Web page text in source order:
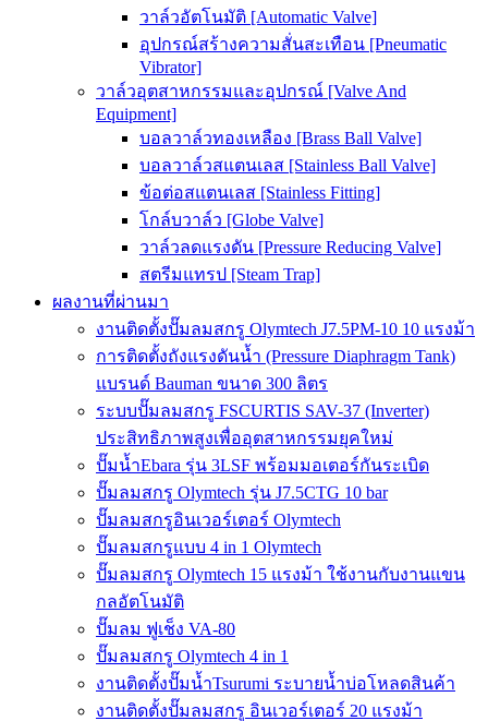
วาล์วอัตโนมัติ [Automatic Valve]
อุปกรณ์สร้างความสั่นสะเทือน [Pneumatic
Vibrator]
วาล์วอุตสาหกรรมและอุปกรณ์ [Valve And
Equipment]
บอลวาล์วทองเหลือง [Brass Ball Valve]
บอลวาล์วสแตนเลส [Stainless Ball Valve]
ข้อต่อสแตนเลส [Stainless Fitting]
โกล์บวาล์ว [Globe Valve]
วาล์วลดแรงดัน [Pressure Reducing Valve]
สตรีมแทรป [Steam Trap]
ผลงานที่ผ่านมา
งานติดตั้งปั๊มลมสกรู Olymtech J7.5PM-10 10 แรงม้า
การติดตั้งถังแรงดันน้ำ (Pressure Diaphragm Tank)
แบรนด์ Bauman ขนาด 300 ลิตร
ระบบปั๊มลมสกรู FSCURTIS SAV-37 (Inverter)
ประสิทธิภาพสูงเพื่ออุตสาหกรรมยุคใหม่
ปั๊มน้ำEbara รุ่น 3LSF พร้อมมอเตอร์กันระเบิด
ปั๊มลมสกรู Olymtech รุ่น J7.5CTG 10 bar
ปั๊มลมสกรูอินเวอร์เตอร์ Olymtech
ปั๊มลมสกรูแบบ 4 in 1 Olymtech
ปั๊มลมสกรู Olymtech 15 แรงม้า ใช้งานกับงานแขน
กลอัตโนมัติ
ปั๊มลม ฟูเช็ง VA-80
ปั๊มลมสกรู Olymtech 4 in 1
งานติดตั้งปั๊มน้ำTsurumi ระบายน้ำบ่อโหลดสินค้า
งานติดตั้งปั๊มลมสกรู อินเวอร์เตอร์ 20 แรงม้า